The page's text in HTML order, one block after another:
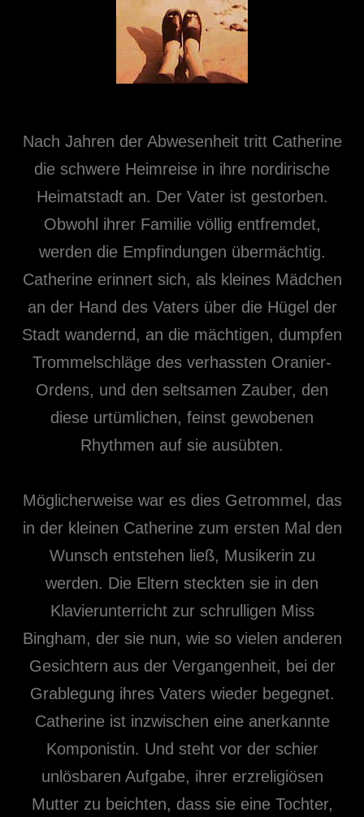
Nach Jahren der Abwesenheit tritt Catherine
die schwere Heimreise in ihre nordirische
Heimatstadt an. Der Vater ist gestorben.
Obwohl ihrer Familie völlig entfremdet,
werden die Empfindungen übermächtig.
Catherine erinnert sich, als kleines Mädchen
an der Hand des Vaters über die Hügel der
Stadt wandernd, an die mächtigen, dumpfen
Trommelschläge des verhassten Oranier-
Ordens, und den seltsamen Zauber, den
diese urtümlichen, feinst gewobenen
Rhythmen auf sie ausübten.
Möglicherweise war es dies Getrommel, das
in der kleinen Catherine zum ersten Mal den
Wunsch entstehen ließ, Musikerin zu
werden. Die Eltern steckten sie in den
Klavierunterricht zur schrulligen Miss
Bingham, der sie nun, wie so vielen anderen
Gesichtern aus der Vergangenheit, bei der
Grablegung ihres Vaters wieder begegnet.
Catherine ist inzwischen eine anerkannte
Komponistin. Und steht vor der schier
unlösbaren Aufgabe, ihrer erzreligiösen
Mutter zu beichten, dass sie eine Tochter,